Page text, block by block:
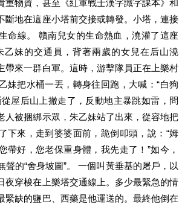
重物資，甚至《紅軍戰士漢字識字課本》和
斷地在這座小塔前交接或轉發。小塔，連接
命線。 贛南兒女的生命熱血，澆灌了這座
乙妹的交通員，背著兩歲的女兒在后山澆
帶來一群白軍。這時，游擊隊員正在上樂村
妹把水桶一丟，轉身往回跑，大喊：“白狗
屋后山上撤走了，反動地主暴跳如雷，問
人被捆綁示眾，朱乙妹站了出來，從容地把
下來，走到婆婆面前，跪倒叩頭，說：“姆
帶好，您老保重身體，我先走了！”如今，
聲的“舍身坡圖”。 一個叫黃垂基的屠戶，以
夜穿梭在上樂塔交通線上。多少最緊急的情
緊缺的鹽巴、西藥是他運送的。最終他倒在